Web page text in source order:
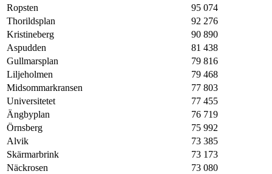
Ropsten
95 074
Thorildsplan
92 276
Kristineberg
90 890
Aspudden
81 438
Gullmarsplan
79 816
Liljeholmen
79 468
Midsommarkransen
77 803
Universitetet
77 455
Ängbyplan
76 719
Örnsberg
75 992
Alvik
73 385
Skärmarbrink
73 173
Näckrosen
73 080